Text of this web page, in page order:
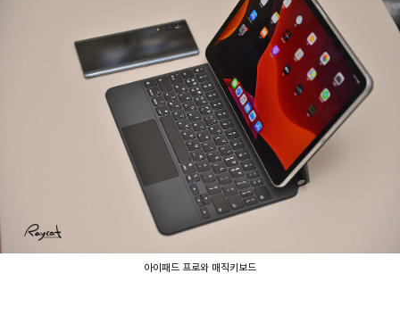
아이패드 프로와 매직키보드